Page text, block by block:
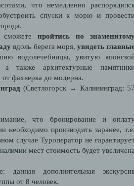
что немедленно
спуски к морю и
сможете пройтись по
вдоль берега моря, увидеть
водолечебницы, увитую
также архитектурные
от фахверка до модерна.
(Светлогорск → Калининград:
что бронирование и
необходимо производить заранее,
случае Туроператор не
мест стоимость будет
дополнительная
от 8 человек.